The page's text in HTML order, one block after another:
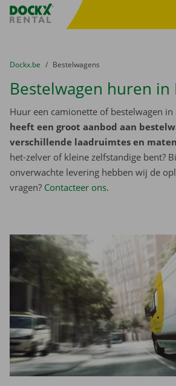
Fratello DEMO
U bevindt zich hier:
van
Dockx.be naar
Bestelwagens
Bestelwagen huren in
Huur een camionette of bestelwagen in
heeft een groot aanbod aan
verschillende laadruimtes en maten
het-zelver of kleine zelfstandige bent?
onverwachte levering hebben wij de
vragen? Contacteer ons.